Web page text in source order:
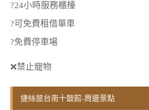
?24小時服務櫃檯
?可免費租借單車
?免費停車場
❌禁止寵物
捷絲旅台南十鼓館-周邊景點